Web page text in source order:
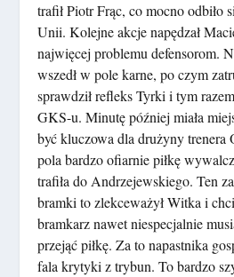
trafił Piotr Frąc, co mocno odbiło
Unii. Kolejne akcje napędzał
najwięcej problemu defensorom.
wszedł w pole karne, po czym
sprawdził refleks Tyrki i tym
GKS-u. Minutę później miała
być kluczowa dla drużyny trenera
pola bardzo ofiarnie piłkę
trafiła do Andrzejewskiego. Ten
bramki to zlekceważył Witka i
bramkarz nawet niespecjalnie
przejąć piłkę. Za to napastnika
fala krytyki z trybun. To bardzo